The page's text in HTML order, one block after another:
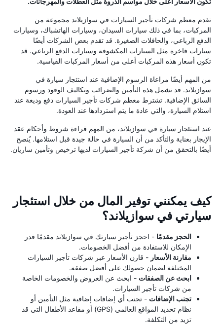
تقدم معظم شركات تأجير السيارات في سوازيلاند مجموعة من
المركبات، بما في ذلك سيارات السيدان، وسيارات الهاتشباك، وسيارات
الدفع الرباعي، والحافلات الصغيرة. قد تقدم بعض الشركات أيضًا
سيارات فاخرة مثل السيارات المكشوفة وسيارات الدفع الرباعي. قد
تكون أسعار هذه المركبات أعلى من أسعار المركبات القياسية.
من المهم أيضًا مراعاة الرسوم الإضافية عند استئجار سيارة في
سوازيلاند. قد تشمل هذه التأمين والضرائب وتكاليف الوقود ورسوم
السائق الإضافية. تشترط معظم شركات تأجير السيارات دفع وديعة عند
استلام السيارة، والتي عادة ما يتم استردادها عند العودة.
عند استئجار سيارة في سوازيلاند، من المهم قراءة شروط وأحكام عقد
الإيجار بعناية والتأكد من أن السيارة في حالة جيدة قبل استلامها. يُنصح
أيضًا بالتحقق من أن شركة تأجير السيارات لديها ترخيص وتأمين ساريان.
كيف يمكنني توفير المال من خلال استئجار
سيارتي في سوازيلاند؟
الحجز مقدمًا - احجز تأجير سيارتك في سوازيلاند مقدمًا قدر
الإمكان للاستفادة من أفضل الخصومات.
مقارنة الأسعار - قارن الأسعار عبر شركات تأجير السيارات
المختلفة لضمان حصولك على أفضل صفقة.
ابحث عن الصفقات - ابحث عن العروض والخصومات الخاصة
من شركات تأجير السيارات.
تجنب الإضافات - تجنب أي إضافات إضافية مثل التأمين أو
نظام تحديد المواقع العالمي (GPS) أو مقاعد الأطفال التي قد
تزيد من التكلفة.